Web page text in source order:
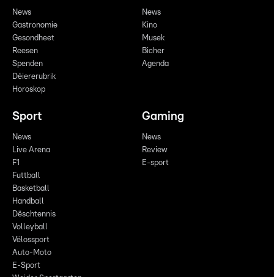
News
Gastronomie
Gesondheet
Reesen
Spenden
Déiererubrik
Horoskop
News
Kino
Musek
Bicher
Agenda
Sport
News
Live Arena
F1
Futtball
Basketball
Handball
Dëschtennis
Volleyball
Vëlossport
Auto-Moto
E-Sport
Gaming
News
Review
E-sport